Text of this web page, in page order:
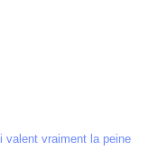
valent vraiment la peine